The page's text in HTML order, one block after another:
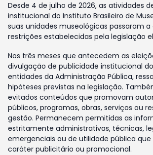
Desde 4 de julho de 2026, as atividades
institucional do Instituto Brasileiro de
suas unidades museológicas passaram a
restrições estabelecidas pela legislação
Nos três meses que antecedem as
divulgação de publicidade institucional
entidades da Administração Pública,
hipóteses previstas na legislação.
evitados conteúdos que promovam
públicos, programas, obras, serviços ou
gestão. Permanecem permitidas as
estritamente administrativas, técnicas,
emergenciais ou de utilidade pública
caráter publicitário ou promocional.